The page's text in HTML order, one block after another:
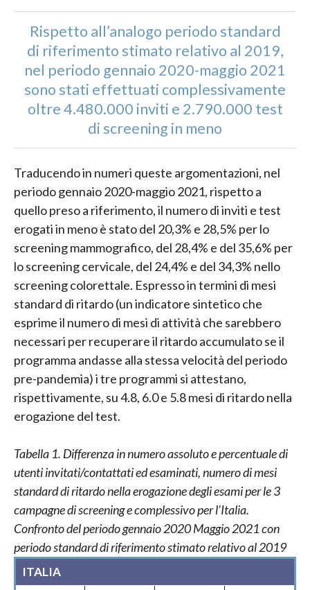
Rispetto all’analogo periodo standard
di riferimento stimato relativo al 2019,
nel periodo gennaio 2020-maggio 2021
sono stati effettuati complessivamente
oltre 4.480.000 inviti e 2.790.000 test
di screening in meno
Traducendo in numeri queste argomentazioni, nel
periodo gennaio 2020-maggio 2021, rispetto a
quello preso a riferimento, il numero di inviti e test
erogati in meno è stato del 20,3% e 28,5% per lo
screening mammografico, del 28,4% e del 35,6% per
lo screening cervicale, del 24,4% e del 34,3% nello
screening colorettale. Espresso in termini di mesi
standard di ritardo (un indicatore sintetico che
esprime il numero di mesi di attività che sarebbero
necessari per recuperare il ritardo accumulato se il
programma andasse alla stessa velocità del periodo
pre-pandemia) i tre programmi si attestano,
rispettivamente, su 4.8, 6.0 e 5.8 mesi di ritardo nella
erogazione del test.
Tabella 1. Differenza in numero assoluto e percentuale di
utenti invitati/contattati ed esaminati, numero di mesi
standard di ritardo nella erogazione degli esami per le 3
campagne di screening e complessivo per l’Italia.
Confronto del periodo gennaio 2020 Maggio 2021 con
periodo standard di riferimento stimato relativo al 2019
ITALIA